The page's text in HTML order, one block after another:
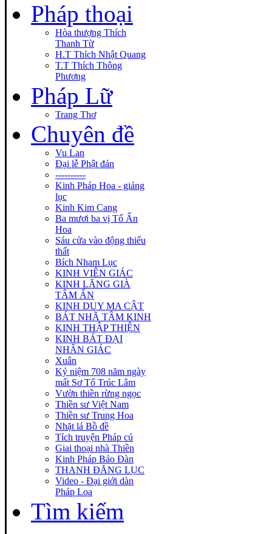
Pháp thoại
Hòa thượng Thích
Thanh Từ
H.T Thích Nhật Quang
T.T Thích Thông
Phương
Pháp Lữ
Trang Thơ
Chuyên đề
Vu Lan
Đại lễ Phật đản
----------
Kinh Pháp Hoa - giảng
lục
Kinh Kim Cang
Ba mươi ba vị Tổ Ấn
Hoa
Sáu cửa vào động thiếu
thất
Bích Nham Lục
KINH VIÊN GIÁC
KINH LĂNG GIÀ
TÂM ẤN
KINH DUY MA CẬT
BÁT NHÃ TÂM KINH
KINH THẬP THIỆN
KINH BÁT ĐẠI
NHÂN GIÁC
Xuân
Kỷ niệm 708 năm ngày
mất Sơ Tổ Trúc Lâm
Vườn thiền rừng ngọc
Thiền sư Việt Nam
Thiền sư Trung Hoa
Nhặt lá Bồ đề
Tích truyện Pháp cú
Giai thoại nhà Thiền
Kinh Pháp Bảo Đàn
THANH ĐĂNG LỤC
Video - Đại giới dàn
Pháp Loa
Tìm kiếm